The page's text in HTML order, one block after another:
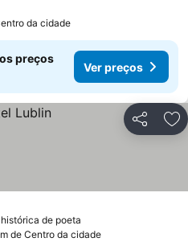
da cidade
preços
Ver preços
Partilhar
de poeta
de Centro da cidade